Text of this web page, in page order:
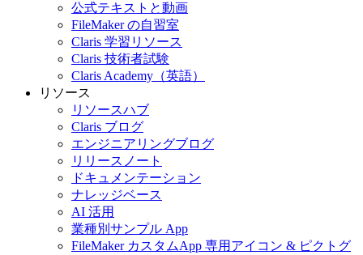
公式テキストと動画
FileMaker の自習室
Claris 学習リソース
Claris 技術者試験
Claris Academy（英語）
リソース
リソースハブ
Claris ブログ
エンジニアリングブログ
リリースノート
ドキュメンテーション
ナレッジベース
AI 活用
業種別サンプル App
FileMaker カスタムApp 専用アイコン & ピクトグ